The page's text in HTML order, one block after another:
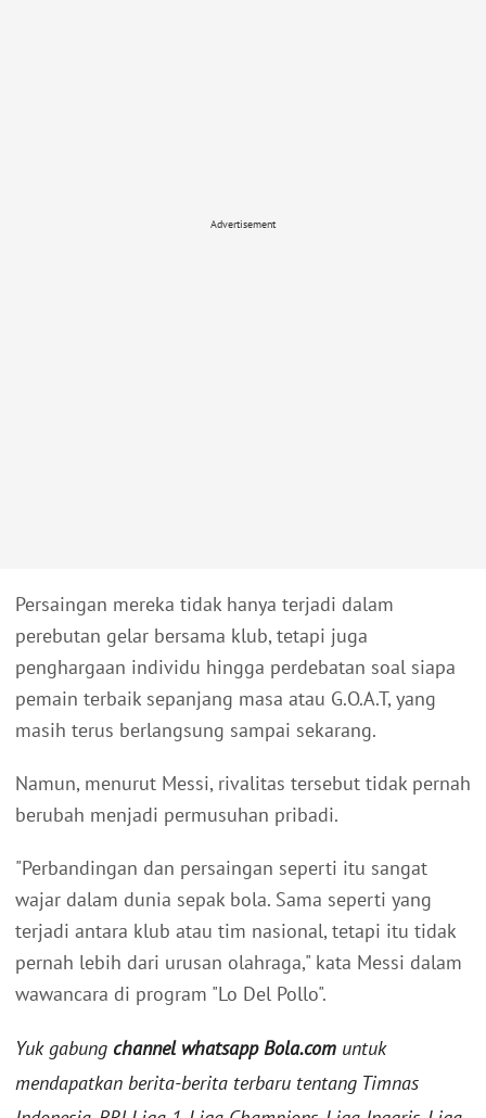
Advertisement
Persaingan mereka tidak hanya terjadi dalam
perebutan gelar bersama klub, tetapi juga
penghargaan individu hingga perdebatan soal siapa
pemain terbaik sepanjang masa atau G.O.A.T, yang
masih terus berlangsung sampai sekarang.
Namun, menurut Messi, rivalitas tersebut tidak pernah
berubah menjadi permusuhan pribadi.
"Perbandingan dan persaingan seperti itu sangat
wajar dalam dunia sepak bola. Sama seperti yang
terjadi antara klub atau tim nasional, tetapi itu tidak
pernah lebih dari urusan olahraga," kata Messi dalam
wawancara di program "Lo Del Pollo".
Yuk gabung channel whatsapp Bola.com untuk
mendapatkan berita-berita terbaru tentang Timnas